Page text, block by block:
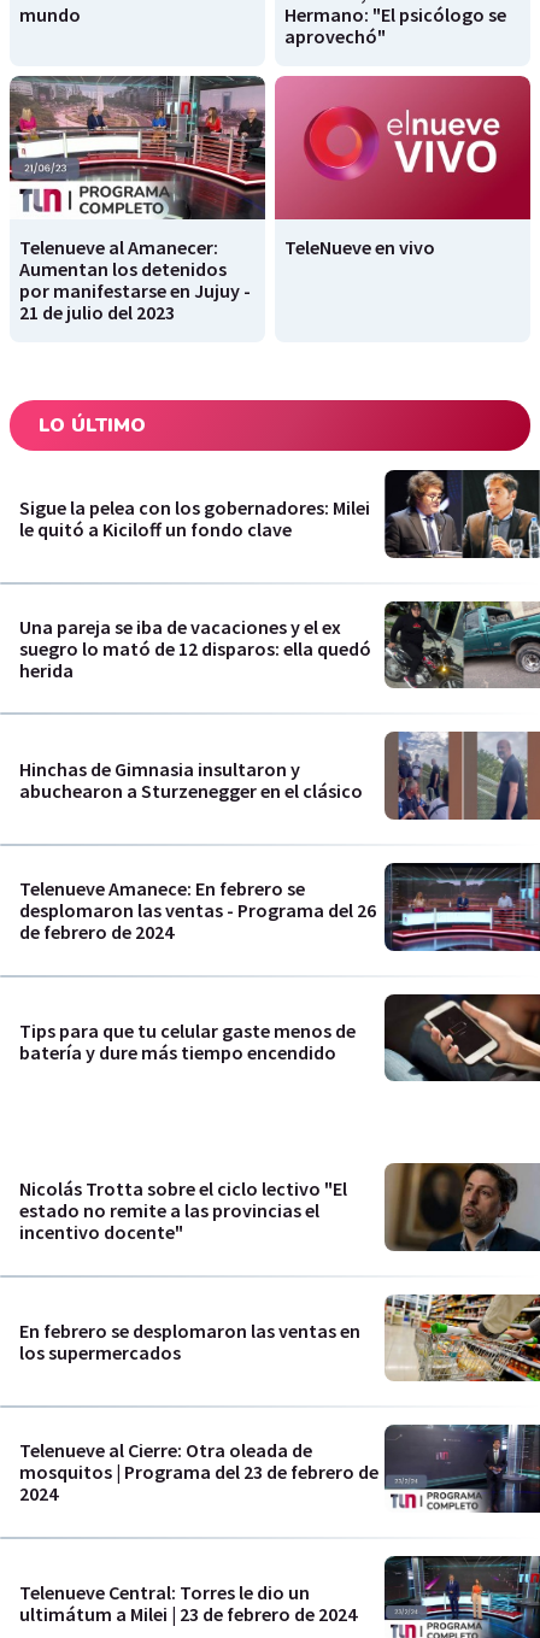
mundo
Hermano: "El psicólogo se
aprovechó"
Telenueve al Amanecer:
Aumentan los detenidos
por manifestarse en Jujuy -
21 de julio del 2023
TeleNueve en vivo
LO ÚLTIMO
Sigue la pelea con los gobernadores: Milei
le quitó a Kiciloff un fondo clave
Una pareja se iba de vacaciones y el ex
suegro lo mató de 12 disparos: ella quedó
herida
Hinchas de Gimnasia insultaron y
abuchearon a Sturzenegger en el clásico
Telenueve Amanece: En febrero se
desplomaron las ventas - Programa del 26
de febrero de 2024
Tips para que tu celular gaste menos de
batería y dure más tiempo encendido
Nicolás Trotta sobre el ciclo lectivo "El
estado no remite a las provincias el
incentivo docente"
En febrero se desplomaron las ventas en
los supermercados
Telenueve al Cierre: Otra oleada de
mosquitos | Programa del 23 de febrero de
2024
Telenueve Central: Torres le dio un
ultimátum a Milei | 23 de febrero de 2024